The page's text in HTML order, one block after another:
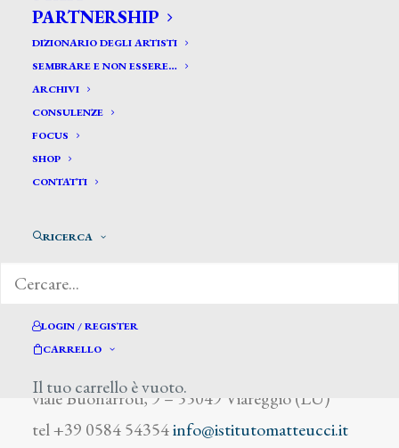
PARTNERSHIP
DIZIONARIO DEGLI ARTISTI
SEMBRARE E NON ESSERE…
ARCHIVI
CONSULENZE
FOCUS
SHOP
CONTATTI
RICERCA
LOGIN / REGISTER
CARRELLO
Il tuo carrello è vuoto.
Tafuri Renato
viale Buonarroti, 9 – 55049 Viareggio (LU)
tel +39 0584 54354info@istitutomatteucci.it